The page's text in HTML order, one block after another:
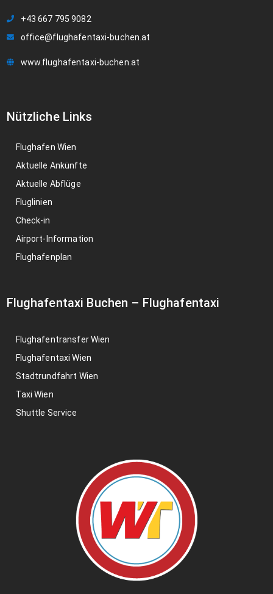
+43 667 795 9082
office@flughafentaxi-buchen.at
www.flughafentaxi-buchen.at
Nützliche Links
Flughafen Wien
Aktuelle Ankünfte
Aktuelle Abflüge
Fluglinien
Check-in
Airport-Information
Flughafenplan
Flughafentaxi Buchen – Flughafentaxi
Flughafentransfer Wien
Flughafentaxi Wien
Stadtrundfahrt Wien
Taxi Wien
Shuttle Service